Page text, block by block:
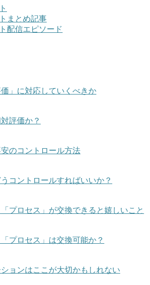
まとめ記事
配信エピソード
」に対応していくべきか
評価か？
のコントロール方法
コントロールすればいいか？
プロセス」が交換できると嬉しいこと
プロセス」は交換可能か？
ョンはここが大切かもしれない